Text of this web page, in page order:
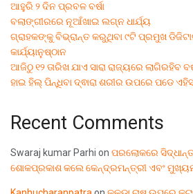
ଆହୁରି ୨ ଦିନ ପ୍ରବଳ ବର୍ଷା
ବଲାଙ୍ଗୀରରେ ନୂଆଁଖାଇ ଲଗ୍ନ ଧାର୍ଯ୍ୟ
ଗ୍ରାହକଙ୍କୁ ବିଭ୍ରାନ୍ତ କରୁଥିବା ୯ଟି ପ୍ରମୁଖ
କାର୍ଯ୍ୟାନୁଷ୍ଠାନ
ଆଜିଠୁ ୧୨ ତାରିଖ ଯାଏ ସାରା ରାଜ୍ୟରେ ଲାଗିରହିବ
ହାଇ ହିଲ୍ ପିନ୍ଧିବା ଦ୍ଵାରା ଶରୀର ଉପରେ ପଡେ
Recent Comments
Swaraj kumar Parhi on ପରଲୋକରେ
ଶୋକପ୍ରକାଶ କଲେ କେନ୍ଦ୍ରମନ୍ତ୍ରୀ ଏବଂ